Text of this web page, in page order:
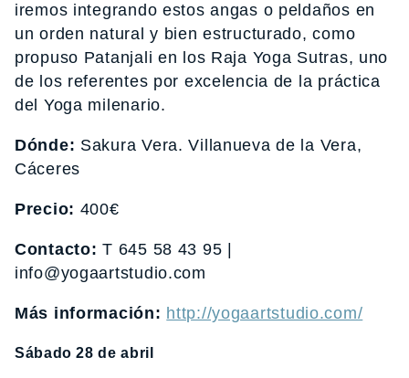
iremos integrando estos angas o peldaños en
un orden natural y bien estructurado, como
propuso Patanjali en los Raja Yoga Sutras, uno
de los referentes por excelencia de la práctica
del Yoga milenario.
Dónde: Sakura Vera. Villanueva de la Vera,
Cáceres
Precio: 400€
Contacto: T 645 58 43 95 |
info@yogaartstudio.com
Más información: http://yogaartstudio.com/
Sábado 28 de abril